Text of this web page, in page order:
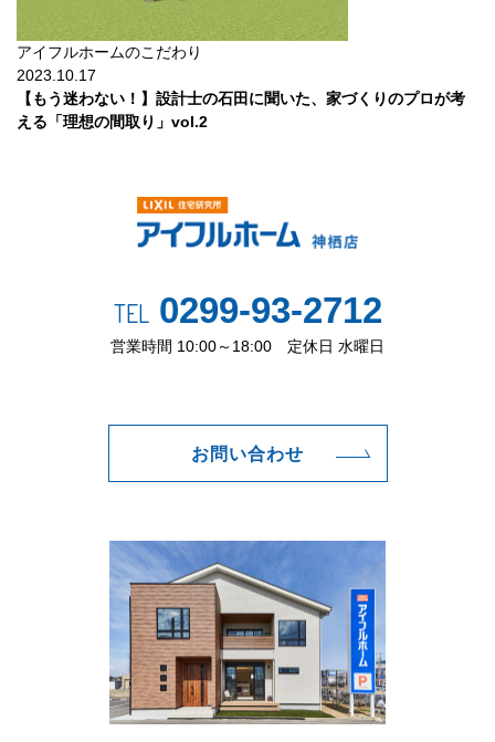
アイフルホームのこだわり
2023.10.17
【もう迷わない！】設計士の石田に聞いた、家づくりのプロが考
える「理想の間取り」vol.2
TEL0299-93-2712
営業時間 10:00～18:00 定休日 水曜日
お問い合わせ